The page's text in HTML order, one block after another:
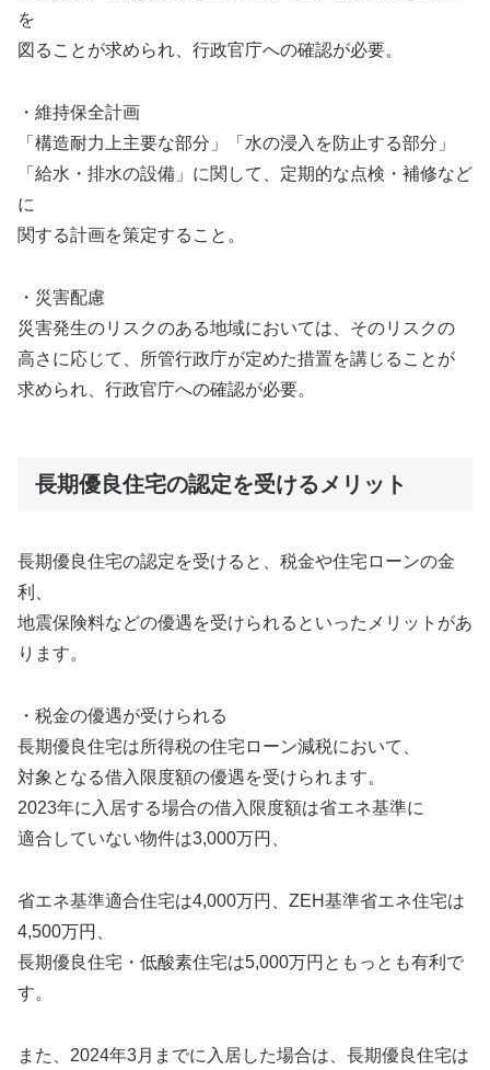
を
図ることが求められ、行政官庁への確認が必要。
・維持保全計画
「構造耐力上主要な部分」「水の浸入を防止する部分」
「給水・排水の設備」に関して、定期的な点検・補修など
に
関する計画を策定すること。
・災害配慮
災害発生のリスクのある地域においては、そのリスクの
高さに応じて、所管行政庁が定めた措置を講じることが
求められ、行政官庁への確認が必要。
長期優良住宅の認定を受けるメリット
長期優良住宅の認定を受けると、税金や住宅ローンの金
利、
地震保険料などの優遇を受けられるといったメリットがあ
ります。
・税金の優遇が受けられる
長期優良住宅は所得税の住宅ローン減税において、
対象となる借入限度額の優遇を受けられます。
2023年に入居する場合の借入限度額は省エネ基準に
適合していない物件は3,000万円、
省エネ基準適合住宅は4,000万円、ZEH基準省エネ住宅は
4,500万円、
長期優良住宅・低酸素住宅は5,000万円ともっとも有利で
す。
また、2024年3月までに入居した場合は、長期優良住宅は